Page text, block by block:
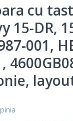
cu
15-DR,
001,